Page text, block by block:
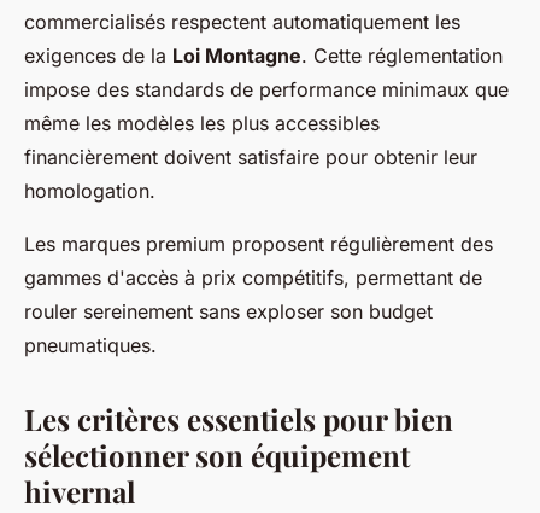
commercialisés respectent automatiquement les
exigences de la Loi Montagne. Cette réglementation
impose des standards de performance minimaux que
même les modèles les plus accessibles
financièrement doivent satisfaire pour obtenir leur
homologation.
Les marques premium proposent régulièrement des
gammes d'accès à prix compétitifs, permettant de
rouler sereinement sans exploser son budget
pneumatiques.
Les critères essentiels pour bien
sélectionner son équipement
hivernal